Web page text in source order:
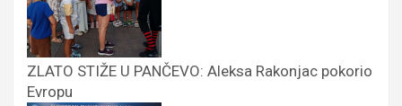
ZLATO STIŽE U PANČEVO: Aleksa Rakonjac pokorio
Evropu